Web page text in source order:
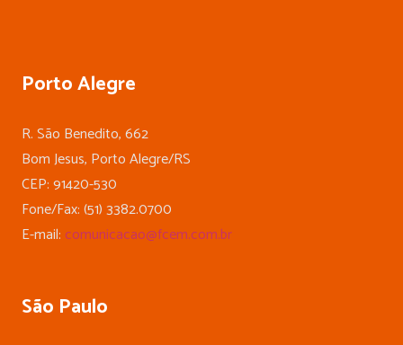
Porto Alegre
R. São Benedito, 662
Bom Jesus, Porto Alegre/RS
CEP: 91420-530
Fone/Fax: (51) 3382.0700
E-mail: comunicacao@fcem.com.br
São Paulo